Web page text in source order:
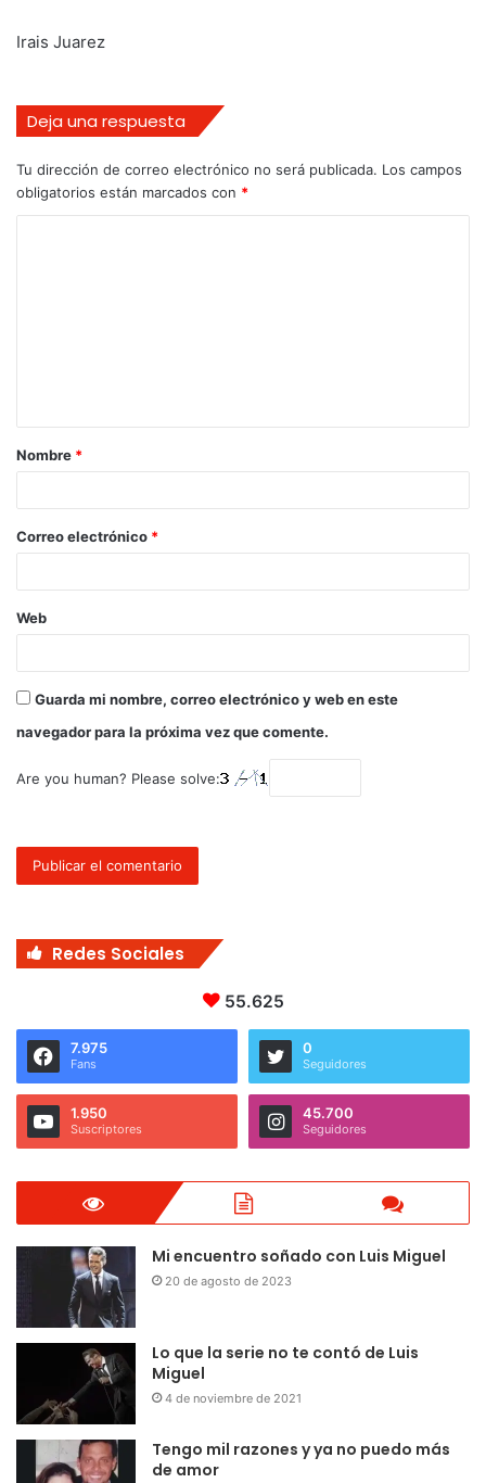
Irais Juarez
Deja una respuesta
Tu dirección de correo electrónico no será publicada. Los campos
obligatorios están marcados con *
Nombre *
Correo electrónico *
Web
Guarda mi nombre, correo electrónico y web en este
navegador para la próxima vez que comente.
Are you human? Please solve:
Redes Sociales
55.625
7.975
Fans
0
Seguidores
1.950
Suscriptores
45.700
Seguidores
Mi encuentro soñado con Luis Miguel
20 de agosto de 2023
Lo que la serie no te contó de Luis
Miguel
4 de noviembre de 2021
Tengo mil razones y ya no puedo más
de amor